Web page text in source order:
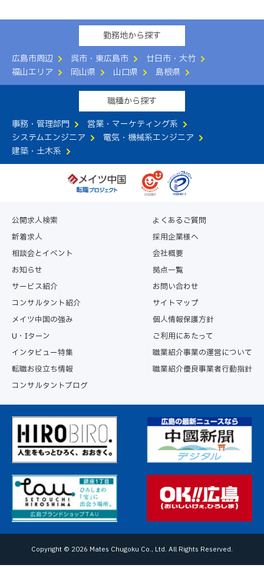
勤務地から探す
広島市周辺
呉市・東広島市
廿日市・大竹
福山エリア
岡山県 山口県 島根県
職種から探す
事務・管理部門
営業・マーケティング系
システムエンジニア
電気・機械系エンジニア
建築・土木系
公開求人検索
新着求人
相談会とイベント
お知らせ
サービス紹介
コンサルタント紹介
メイツ中国の強み
U・Iターン
インタビュー特集
転職お役立ち情報
コンサルタントブログ
よくあるご質問
採用企業様へ
会社概要
拠点一覧
お問い合わせ
サイトマップ
個人情報保護方針
ご利用にあたって
職業紹介事業の運営について
職業紹介優良事業者行動指針
Copyright © 2026 Mates Chugoku Co., Ltd. All Rights Reserved.